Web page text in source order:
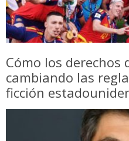
Cómo los derechos
cambiando las
ficción